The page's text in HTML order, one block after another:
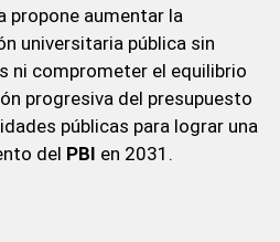
propone aumentar la
universitaria pública sin
ni comprometer el equilibrio
progresiva del presupuesto
públicas para lograr una
del PBI en 2031.